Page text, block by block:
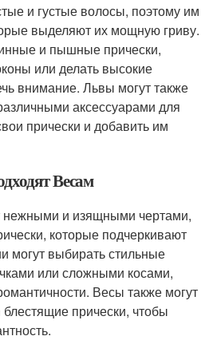
и густые волосы, поэтому им
выделяют их мощную гриву.
и пышные прически,
или делать высокие
внимание. Львы могут также
аксессуарами для
прически и добавить им
Весам
и изящными чертами,
которые подчеркивают
могут выбирать стильные
или сложными косами,
Весы также могут
блестящие прически, чтобы